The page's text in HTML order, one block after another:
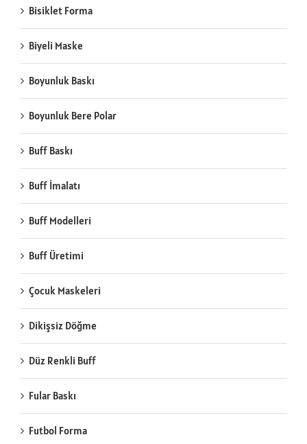
Bisiklet Forma
Biyeli Maske
Boyunluk Baskı
Boyunluk Bere Polar
Buff Baskı
Buff İmalatı
Buff Modelleri
Buff Üretimi
Çocuk Maskeleri
Dikişsiz Döğme
Düz Renkli Buff
Fular Baskı
Futbol Forma